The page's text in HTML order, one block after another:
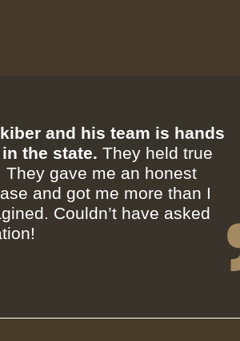
and his team is hands
the state. They held true
gave me an honest
and got me more than I
Couldn’t have asked